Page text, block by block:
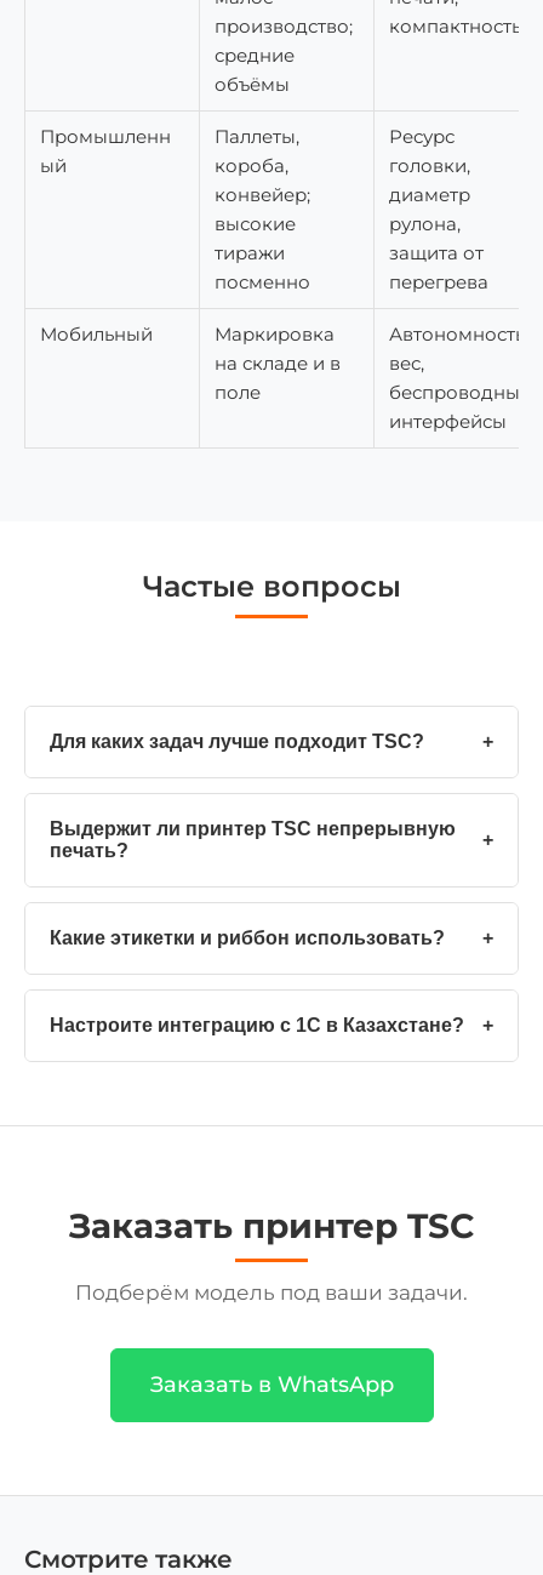
производство;
средние
объёмы
компактность
Промышленн
ый
Паллеты,
короба,
конвейер;
высокие
тиражи
посменно
Ресурс
головки,
диаметр
рулона,
защита от
перегрева
Мобильный
Маркировка
на складе и в
поле
Автономность,
вес,
беспроводные
интерфейсы
Частые вопросы
Для каких задач лучше подходит TSC? +
Выдержит ли принтер TSC непрерывную
печать?
+
Какие этикетки и риббон использовать? +
Настроите интеграцию с 1С в Казахстане? +
Заказать принтер TSC
Подберём модель под ваши задачи.
Заказать в WhatsApp
Смотрите также